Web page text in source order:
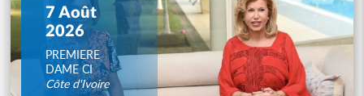
7 Août
2026
PREMIERE
DAME CI
Côte d'Ivoire